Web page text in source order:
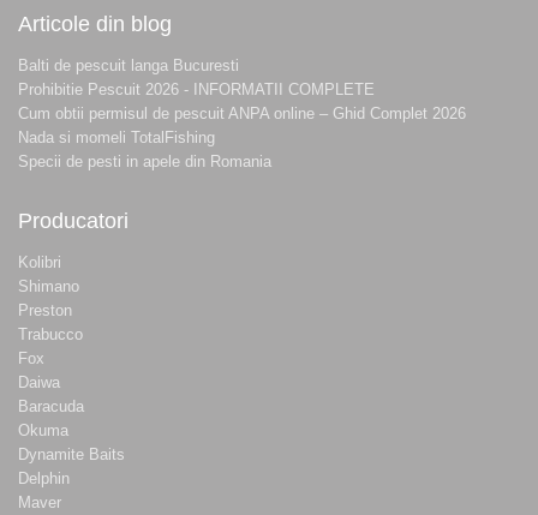
Articole din blog
Balti de pescuit langa Bucuresti
Prohibitie Pescuit 2026 - INFORMATII COMPLETE
Cum obtii permisul de pescuit ANPA online – Ghid Complet 2026
Nada si momeli TotalFishing
Specii de pesti in apele din Romania
Producatori
Kolibri
Shimano
Preston
Trabucco
Fox
Daiwa
Baracuda
Okuma
Dynamite Baits
Delphin
Maver